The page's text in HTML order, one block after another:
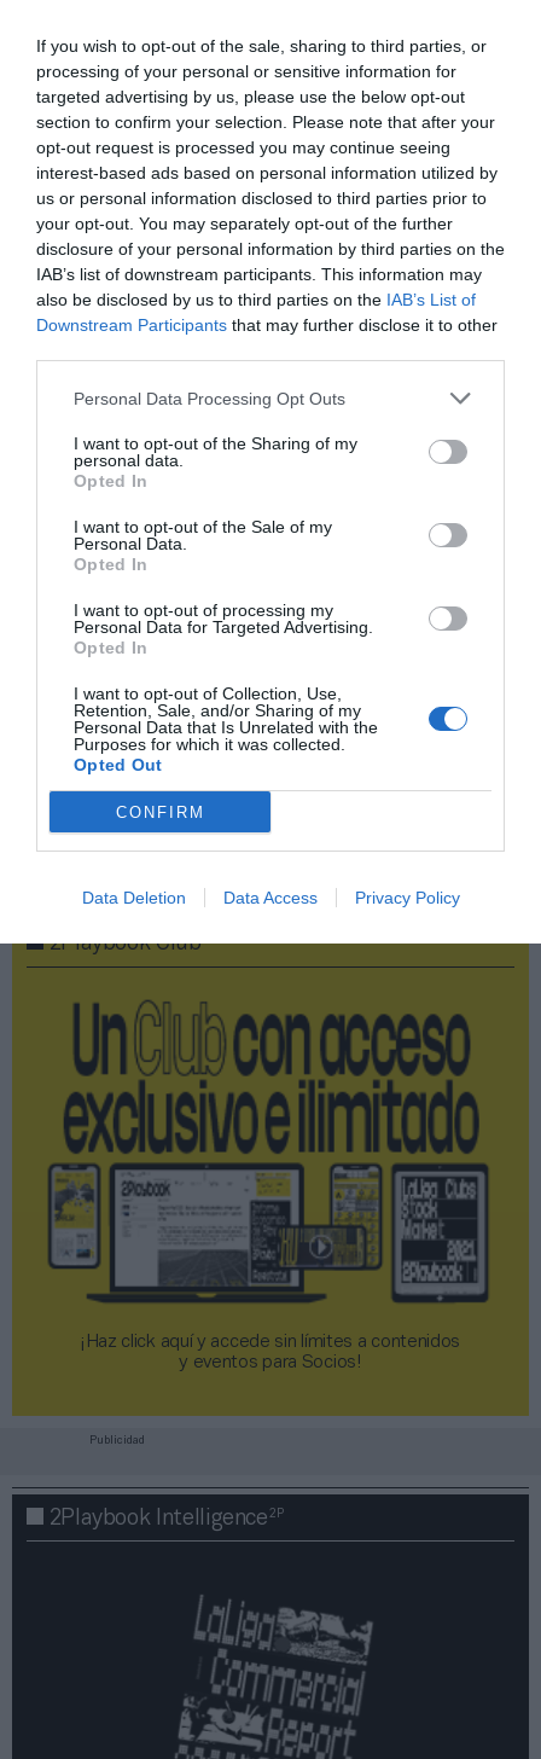
If you wish to opt-out of the sale, sharing to third parties, or
processing of your personal or sensitive information for
targeted advertising by us, please use the below opt-out
section to confirm your selection. Please note that after your
opt-out request is processed you may continue seeing
interest-based ads based on personal information utilized by
us or personal information disclosed to third parties prior to
your opt-out. You may separately opt-out of the further
disclosure of your personal information by third parties on the
IAB’s list of downstream participants. This information may
also be disclosed by us to third parties on the IAB’s List of
Downstream Participants that may further disclose it to other
Personal Data Processing Opt Outs
I want to opt-out of the Sharing of my
personal data.
Opted In
I want to opt-out of the Sale of my
Personal Data.
Opted In
I want to opt-out of processing my
Personal Data for Targeted Advertising.
Opted In
I want to opt-out of Collection, Use,
Retention, Sale, and/or Sharing of my
Personal Data that Is Unrelated with the
Purposes for which it was collected.
Opted Out
CONFIRM
Data Deletion Data Access Privacy Policy
informe de la patronal Conebi.
Sobre Intelligence 2P
Intelligence 2P es la unidad de estrategia e
inteligencia de mercado de 2Playbook, cuya plataforma
de datos monitoriza en tiempo real el negocio de 60
clubes de LaLiga, Liga F y Primera Rfef; 200 clubes de
ligas europeas; 22 clubes de ACB y Primera FEB y otra
veintena de Euroliga, Eurocup y BCL.
La plataforma también contabiliza la asistencia a
todos los eventos deportivos, de entretenimiento y
contratos de las ligas europeas y norteamericanas de
tipología de activos, marcas, categorías de producto y
valor económico aproximado de cada acuerdo. Si
quieres más información, contacta con nosotros a
Añadir 2Playbook
Mantente informado con las últimas noticias de actualidad.
ACTIVAR AHORA
Compartir
2Playbook Club
¡Haz click aquí y accede sin límites a contenidos
y eventos para Socios!​​​​​​​
Publicidad
2Playbook Intelligence2P